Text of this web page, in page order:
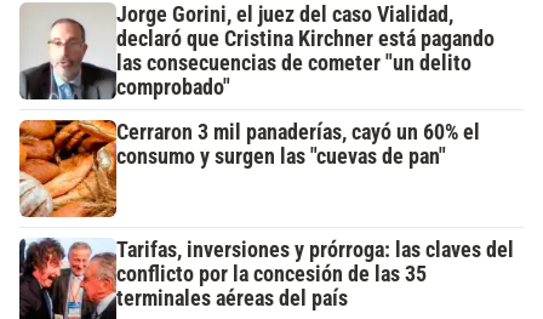
Jorge Gorini, el juez del caso Vialidad,
declaró que Cristina Kirchner está pagando
las consecuencias de cometer "un delito
comprobado"
Cerraron 3 mil panaderías, cayó un 60% el
consumo y surgen las "cuevas de pan"
Tarifas, inversiones y prórroga: las claves del
conflicto por la concesión de las 35
terminales aéreas del país